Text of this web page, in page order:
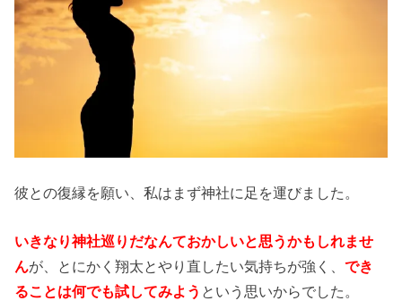
彼との復縁を願い、私はまず神社に足を運びました。
いきなり神社巡りだなんておかしいと思うかもしれませ
んが、とにかく翔太とやり直したい気持ちが強く、でき
ることは何でも試してみよう という思いからでした。